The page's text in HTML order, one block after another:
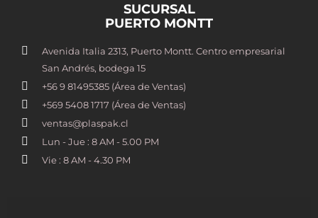
SUCURSAL
PUERTO MONTT
Avenida Italia 2313, Puerto Montt. Centro empresarial
San Andrés, bodega 15
+56 9 81495385 (Área de Ventas)
+569 5408 1717 (Área de Ventas)
ventas@plaspak.cl
Lun - Jue : 8 AM - 5.00 PM
Vie : 8 AM - 4.30 PM